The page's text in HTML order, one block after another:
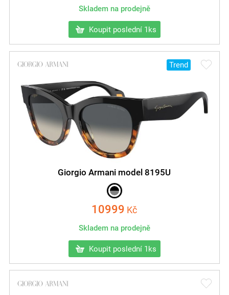
Skladem na prodejně
Koupit poslední 1ks
Trend
Giorgio Armani model 8195U
10999 Kč
Skladem na prodejně
Koupit poslední 1ks